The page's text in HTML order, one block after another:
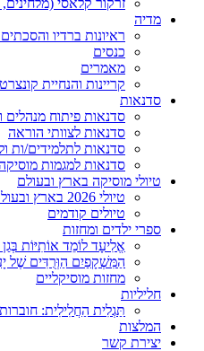
זרקור קלאסי
מדיה
ראיונות ברדיו
כנסים
מאמרים
קריינות והנחיית
סדנאות
סדנאות פיתוח מנהלים
סדנאות לצוותי הוראה
סדנאות לתלמידים/ות
סדנאות למגמות מוסיקה
טיולי מוסיקה בארץ ובעולם
טיולי 2026 בארץ ובעולם
טיולים קודמים
ספרי ילדים ומחזות
אֱלִיעָד לוֹמֵד אוֹתִיּוֹת
הַמִּשְׁקָפַיִם הַוְּרֻדִּים שֶׁל
מחזות מוסיקליים
חליליות
תַּגְלִית הַחֲלִילִית:
המלצות
יצירת קשר